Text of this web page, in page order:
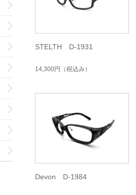
STELTH D-1931
14,300円 （税込み）
Devon D-1984